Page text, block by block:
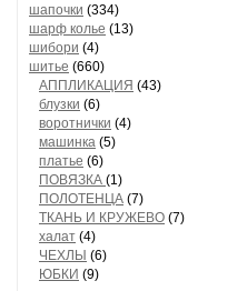
шапочки (334)
шарф колье (13)
шибори (4)
шитье (660)
АППЛИКАЦИЯ (43)
блузки (6)
воротнички (4)
машинка (5)
платье (6)
ПОВЯЗКА (1)
ПОЛОТЕНЦА (7)
ТКАНЬ И КРУЖЕВО (7)
халат (4)
ЧЕХЛЫ (6)
ЮБКИ (9)